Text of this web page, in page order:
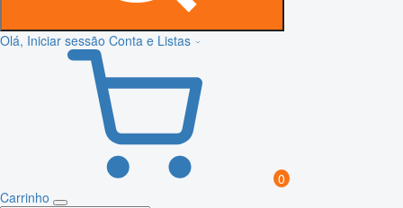
Olá, Iniciar sessão Conta e Listas
0
Carrinho